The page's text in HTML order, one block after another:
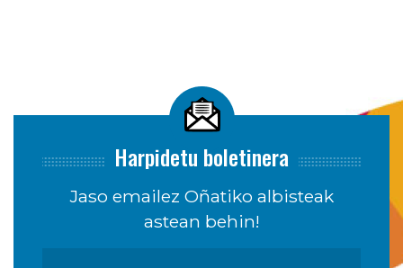
Harpidetu boletinera
Jaso emailez Oñatiko albisteak
astean behin!